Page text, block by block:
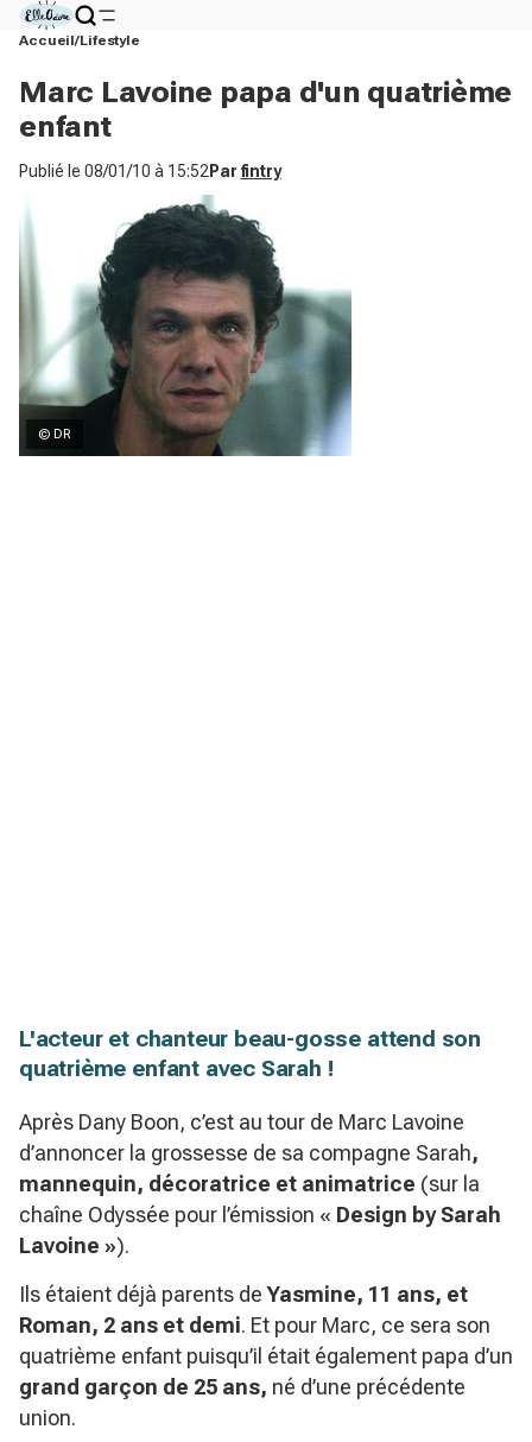
Accueil Lifestyle
Marc Lavoine papa d'un quatrième
enfant
Publié le 08/01/10 à 15:52 Par fintry
© DR
L'acteur et chanteur beau-gosse attend son
quatrième enfant avec Sarah !
Après Dany Boon, c’est au tour de Marc Lavoine
d’annoncer la grossesse de sa compagne Sarah,
mannequin, décoratrice et animatrice (sur la
chaîne Odyssée pour l’émission « Design by Sarah
Lavoine »).
Ils étaient déjà parents deYasmine, 11 ans, et
Roman, 2 ans et demi. Et pour Marc, ce sera son
quatrième enfant puisqu’il était également papa d’un
grand garçon de 25 ans, né d’une précédente
union.